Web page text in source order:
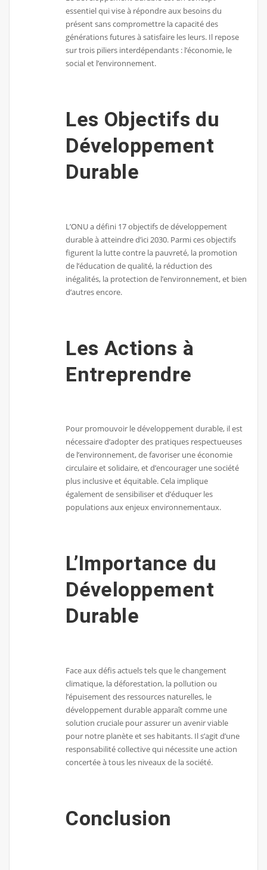
essentiel qui vise à répondre aux besoins du
présent sans compromettre la capacité des
générations futures à satisfaire les leurs. Il repose
sur trois piliers interdépendants : l’économie, le
social et l’environnement.
Les Objectifs du
Développement
Durable
L’ONU a défini 17 objectifs de développement
durable à atteindre d’ici 2030. Parmi ces objectifs
figurent la lutte contre la pauvreté, la promotion
de l’éducation de qualité, la réduction des
inégalités, la protection de l’environnement, et bien
d’autres encore.
Les Actions à
Entreprendre
Pour promouvoir le développement durable, il est
nécessaire d’adopter des pratiques respectueuses
de l’environnement, de favoriser une économie
circulaire et solidaire, et d’encourager une société
plus inclusive et équitable. Cela implique
également de sensibiliser et d’éduquer les
populations aux enjeux environnementaux.
L’Importance du
Développement
Durable
Face aux défis actuels tels que le changement
climatique, la déforestation, la pollution ou
l’épuisement des ressources naturelles, le
développement durable apparaît comme une
solution cruciale pour assurer un avenir viable
pour notre planète et ses habitants. Il s’agit d’une
responsabilité collective qui nécessite une action
concertée à tous les niveaux de la société.
Conclusion